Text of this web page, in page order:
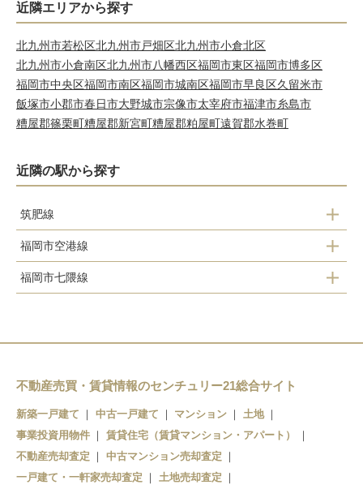
近隣エリアから探す
北九州市若松区北九州市戸畑区北九州市小倉北区
北九州市小倉南区北九州市八幡西区福岡市東区福岡市博多区
福岡市中央区福岡市南区福岡市城南区福岡市早良区久留米市
飯塚市小郡市春日市大野城市宗像市太宰府市福津市糸島市
糟屋郡篠栗町糟屋郡新宮町糟屋郡粕屋町遠賀郡水巻町
近隣の駅から探す
筑肥線
姪浜駅
下山門駅
周船寺駅
福岡市空港線
姪浜駅
福岡市七隈線
不動産売買・賃貸情報のセンチュリー21総合サイト
新築一戸建て 中古一戸建て マンション
土地
事業投資用物件
賃貸住宅（賃貸マンション・アパート）
不動産売却査定
中古マンション売却査定
一戸建て・一軒家売却査定
土地売却査定